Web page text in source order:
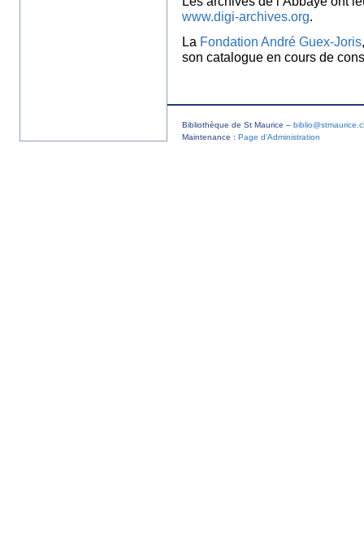
www.digi-archives.org.
La Fondation André Guex-Joris
son catalogue en cours de
Bibliothèque de St Maurice –
Maintenance : Page d’Administration